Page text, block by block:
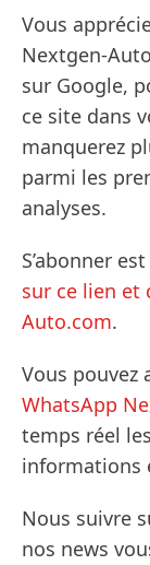
Vous
Nextgen-
sur Google,
ce site dans
manquerez
parmi les
analyses.
S’abonner
sur ce lien et
Auto.com.
Vous pouvez
WhatsApp
temps réel
informations
Nous suivre
nos news